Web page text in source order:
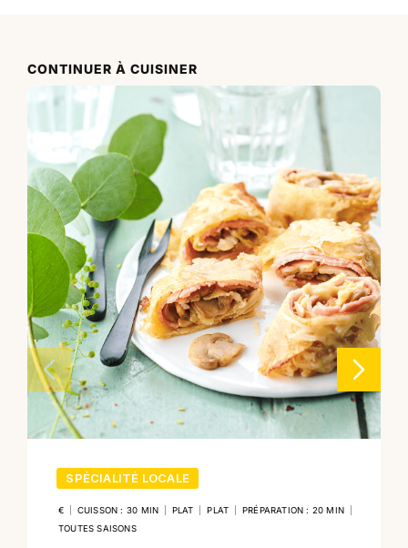
CONTINUER À CUISINER
SPÉCIALITÉ LOCALE
€ CUISSON : 30 MIN PLAT PLAT PRÉPARATION : 20 MIN
TOUTES SAISONS